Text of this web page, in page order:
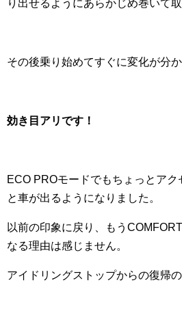
り出せるようにあらかじめ巻いて
その後乗り始めてすぐに変化が分か
効き目アリです！
ECO PROモードでもちょっとア
と車が出るようになりました。
以前の印象に戻り、もう
なる理由は感じません。
アイドリングストップからの復帰の